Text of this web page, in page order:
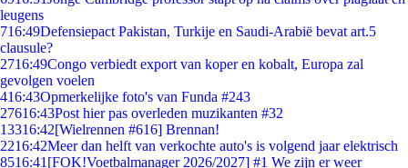
leugens
716:49Defensiepact Pakistan, Turkije en Saudi-Arabië bevat art.5
clausule?
2716:49Congo verbiedt export van koper en kobalt, Europa zal
gevolgen voelen
416:43Opmerkelijke foto's van Funda #243
27616:43Post hier pas overleden muzikanten #32
13316:42[Wielrennen #616] Brennan!
2216:42Meer dan helft van verkochte auto's is volgend jaar elektrisch
8516:41 [FOK!Voetbalmanager 2026/2027] #1 We zijn er weer